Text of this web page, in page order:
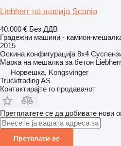
Liebherr на шасија Scania
40.000 € Без ДДВ
Градежни машини - камион-
2015
Оскина конфигурација 8x4
Марка на мешалка за бетон Liebherr
Норвешка, Kongsvinger
Trucktrading AS
Контактирајте го продавачот
Претплатете се да добивате нови
Претплати се